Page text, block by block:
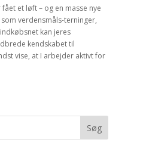
et løft – og en masse nye
verdensmåls-terninger,
kan jeres
kendskabet til
vise, at I arbejder aktivt for